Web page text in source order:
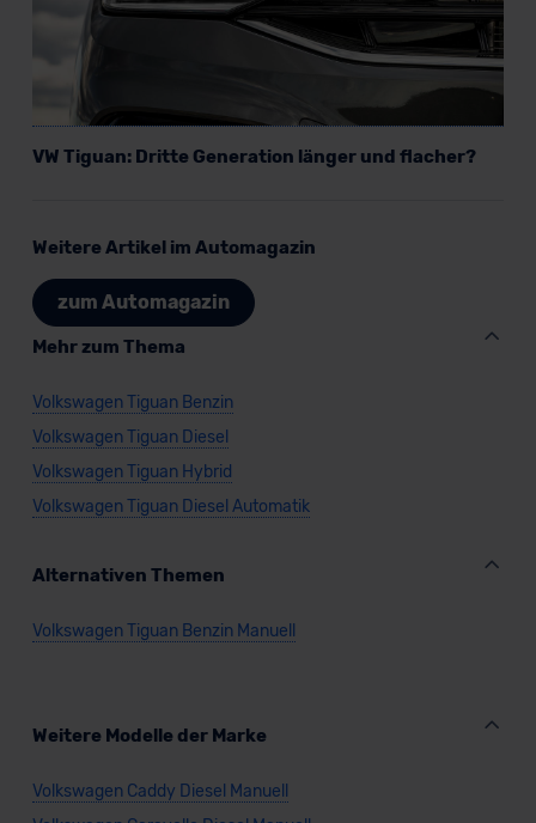
VW Tiguan: Dritte Generation länger und flacher?
Weitere Artikel im Automagazin
zum Automagazin
Mehr zum Thema
Volkswagen Tiguan Benzin
Volkswagen Tiguan Diesel
Volkswagen Tiguan Hybrid
Volkswagen Tiguan Diesel Automatik
Alternativen Themen
Volkswagen Tiguan Benzin Manuell
Weitere Modelle der Marke
Volkswagen Caddy Diesel Manuell